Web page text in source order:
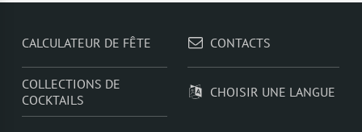
CALCULATEUR DE FÊTE
COLLECTIONS DE
COCKTAILS
CONTACTS
CHOISIR UNE LANGUE